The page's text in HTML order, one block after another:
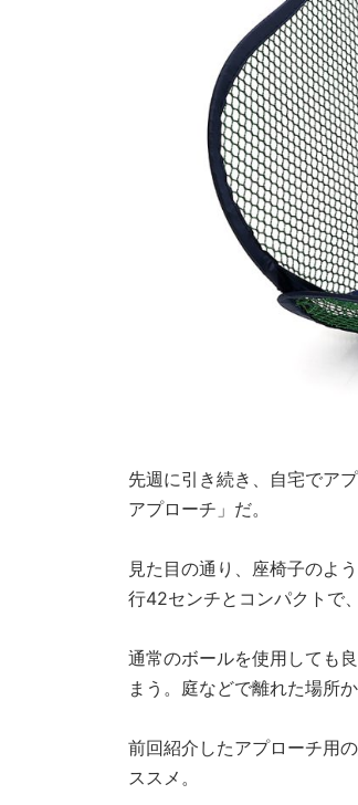
先週に引き続き、自宅でア
アプローチ」だ。
見た目の通り、座椅子のよ
行42センチとコンパクトで
通常のボールを使用しても
まう。庭などで離れた場所
前回紹介したアプローチ用
ススメ。